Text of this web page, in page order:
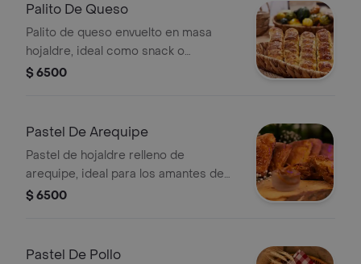
Palito De Queso
Palito de queso envuelto en masa
hojaldre, ideal como snack o
acompañamiento.
$ 6500
Pastel De Arequipe
Pastel de hojaldre relleno de
arequipe, ideal para los amantes de
los postres dulces.
$ 6500
Pastel De Pollo